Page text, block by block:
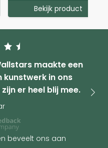
Bekijk product
maakte een
in ons
er heel blij mee.
beveelt ons aan